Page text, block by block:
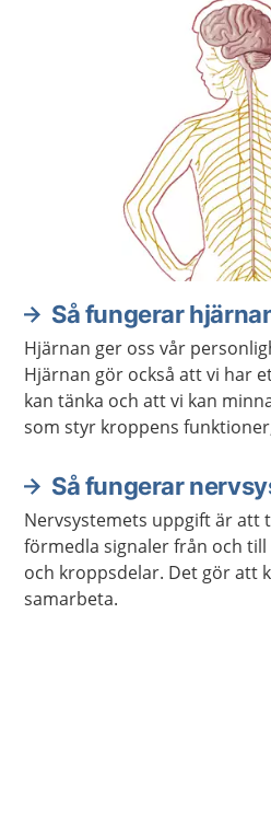
Så fungerar
Hjärnan ger oss vår
Hjärnan gör också att vi har
kan tänka och att vi kan
som styr kroppens
Så fungerar
Nervsystemets uppgift är att
förmedla signaler från och
och kroppsdelar. Det gör att
samarbeta.